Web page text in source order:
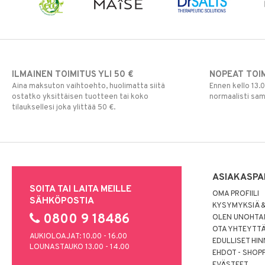
Poskipuna
Ripsiväri
ILMAINEN TOIMITUS YLI 50 €
Aina maksuton vaihtoehto, huolimatta siitä
ostatko yksittäisen tuotteen tai koko
tilauksellesi joka ylittää 50 €.
NOPEAT
Ennen kello
normaalisti
SOITA TAI LAITA MEILLE
SÄHKÖPOSTIA
0800 9 18486
AUKIOLOAJAT: 10.00 - 16.00
LOUNASTAUKO 13.00 - 14.00
OMA PROFIILI
KYSYMYKSIÄ
OLEN
OTA
EDULLISET
EHDOT -